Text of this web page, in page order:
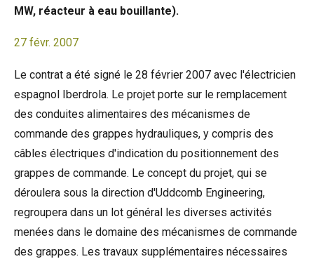
MW, réacteur à eau bouillante).
27 févr. 2007
Le contrat a été signé le 28 février 2007 avec l'électricien
espagnol Iberdrola. Le projet porte sur le remplacement
des conduites alimentaires des mécanismes de
commande des grappes hydrauliques, y compris des
câbles électriques d'indication du positionnement des
grappes de commande. Le concept du projet, qui se
déroulera sous la direction d'Uddcomb Engineering,
regroupera dans un lot général les diverses activités
menées dans le domaine des mécanismes de commande
des grappes. Les travaux supplémentaires nécessaires